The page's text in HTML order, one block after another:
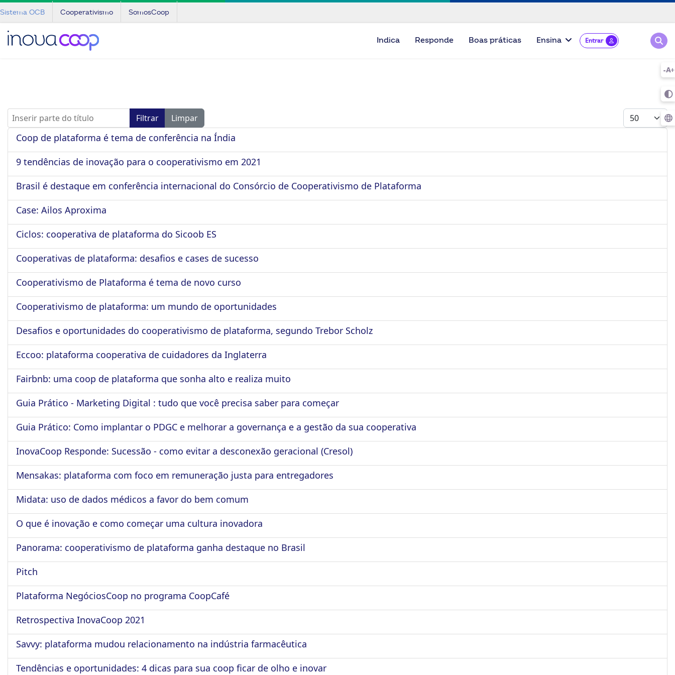
Sistema OCB Cooperativismo SomosCoop
Indica Responde Boas práticas Ensina Entrar
Inserir parte do título Filtrar Limpar Mostrar #
Coop de plataforma é tema de conferência na Índia
9 tendências de inovação para o cooperativismo em 2021
Brasil é destaque em conferência internacional do Consórcio de Cooperativismo de Plataforma
Case: Ailos Aproxima
Ciclos: cooperativa de plataforma do Sicoob ES
Cooperativas de plataforma: desafios e cases de sucesso
Cooperativismo de Plataforma é tema de novo curso
Cooperativismo de plataforma: um mundo de oportunidades
Desafios e oportunidades do cooperativismo de plataforma, segundo Trebor Scholz
Eccoo: plataforma cooperativa de cuidadores da Inglaterra
Fairbnb: uma coop de plataforma que sonha alto e realiza muito
Guia Prático - Marketing Digital : tudo que você precisa saber para começar
Guia Prático: Como implantar o PDGC e melhorar a governança e a gestão da sua cooperativa
InovaCoop Responde: Sucessão - como evitar a desconexão geracional (Cresol)
Mensakas: plataforma com foco em remuneração justa para entregadores
Midata: uso de dados médicos a favor do bem comum
O que é inovação e como começar uma cultura inovadora
Panorama: cooperativismo de plataforma ganha destaque no Brasil
Pitch
Plataforma NegóciosCoop no programa CoopCafé
Retrospectiva InovaCoop 2021
Savvy: plataforma mudou relacionamento na indústria farmacêutica
Tendências e oportunidades: 4 dicas para sua coop ficar de olho e inovar